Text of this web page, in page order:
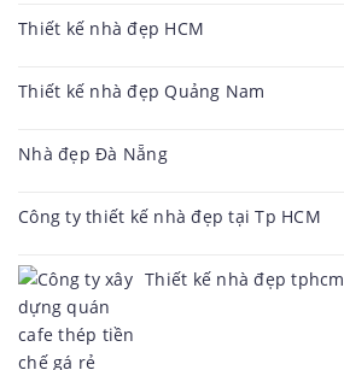
Thiết kế nhà đẹp HCM
Thiết kế nhà đẹp Quảng Nam
Nhà đẹp Đà Nẵng
Công ty thiết kế nhà đẹp tại Tp HCM
Thiết kế nhà đẹp tphcm